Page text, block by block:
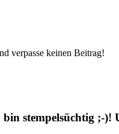
verpasse keinen Beitrag!
stempelsüchtig ;-